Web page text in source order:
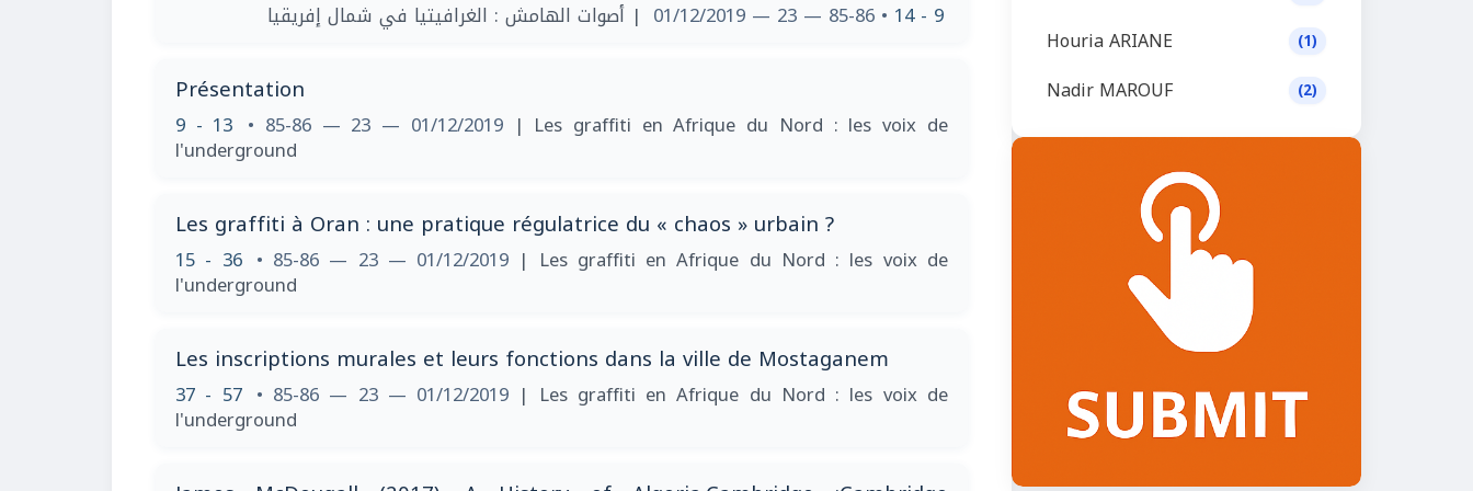
9 - 14
• 85-86 — 23 — 01/12/2019 | ‎أصوات الهامش : الغرافيتيا في شمال إفريقيا
Présentation
9 - 13 • 85-86 — 23 — 01/12/2019 | Les graffiti en Afrique du Nord : les voix de
l'underground
Les graffiti à Oran : une pratique régulatrice du « chaos » urbain ?
15 - 36 • 85-86 — 23 — 01/12/2019 | Les graffiti en Afrique du Nord : les voix de
l'underground
Les inscriptions murales et leurs fonctions dans la ville de Mostaganem
37 - 57 • 85-86 — 23 — 01/12/2019 | Les graffiti en Afrique du Nord : les voix de
l'underground
Houria ARIANE (1)
Nadir MAROUF (2)